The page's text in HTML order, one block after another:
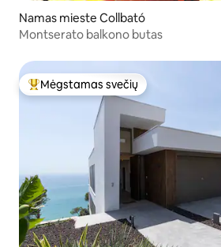
Namas mieste Collbató
Montserato balkono butas
Svečių mėgstamiausias
Mėgstamas svečių